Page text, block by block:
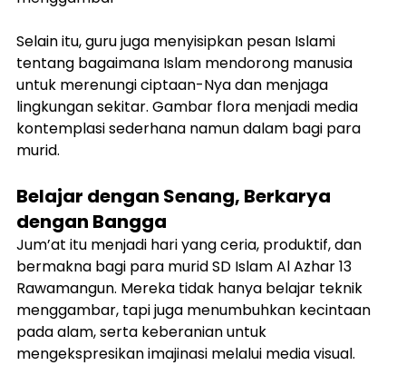
Selain itu, guru juga menyisipkan pesan Islami
tentang bagaimana Islam mendorong manusia
untuk merenungi ciptaan-Nya dan menjaga
lingkungan sekitar. Gambar flora menjadi media
kontemplasi sederhana namun dalam bagi para
murid.
Belajar dengan Senang, Berkarya
dengan Bangga
Jum’at itu menjadi hari yang ceria, produktif, dan
bermakna bagi para murid SD Islam Al Azhar 13
Rawamangun. Mereka tidak hanya belajar teknik
menggambar, tapi juga menumbuhkan kecintaan
pada alam, serta keberanian untuk
mengekspresikan imajinasi melalui media visual.